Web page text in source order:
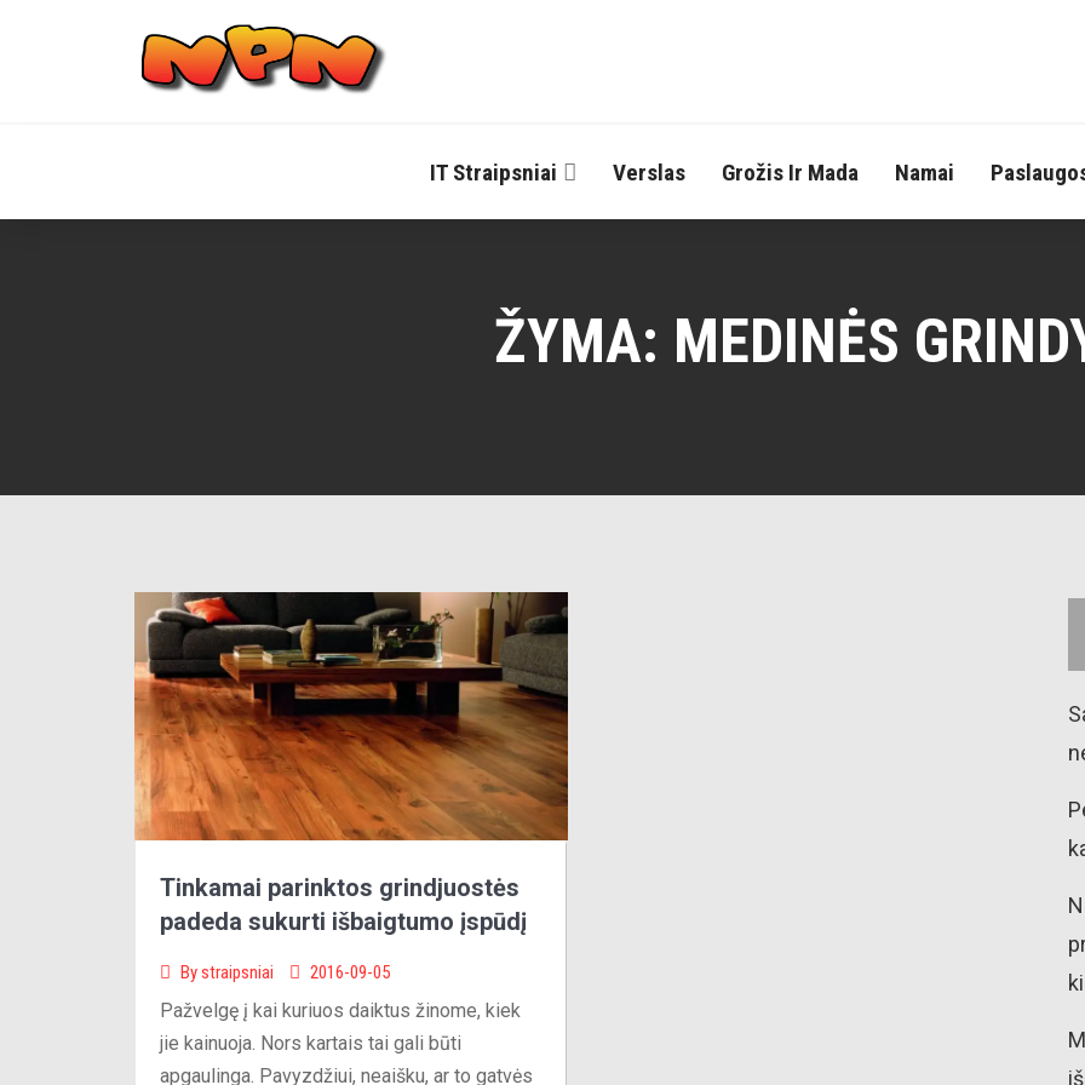
IT Straipsniai Verslas Grožis Ir Mada Namai
ŽYMA: MEDINĖS
Tinkamai parinktos grindjuostės
padeda sukurti išbaigtumo įspūdį
Bystraipsniai 2016-09-05
Pažvelgę į kai kuriuos daiktus žinome, kiek
jie kainuoja. Nors kartais tai gali būti
apgaulinga. Pavyzdžiui, neaišku, ar to gatvės